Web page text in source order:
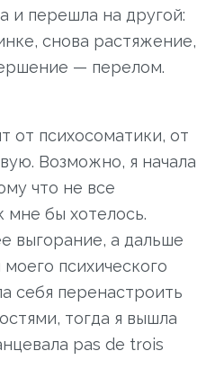
и перешла на другой:
снова растяжение,
— перелом.
от психосоматики, от
Возможно, я начала
что не все
мне бы хотелось.
выгорание, а дальше
психического
себя перенастроить
тогда я вышла
pas de trois